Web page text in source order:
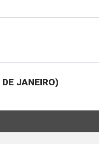
JANEIRO)